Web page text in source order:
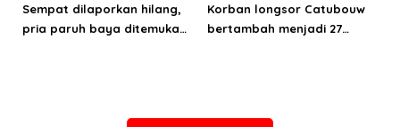
Sempat dilaporkan hilang,
pria paruh baya ditemukan
Korban longsor Catubouw
bertambah menjadi 27